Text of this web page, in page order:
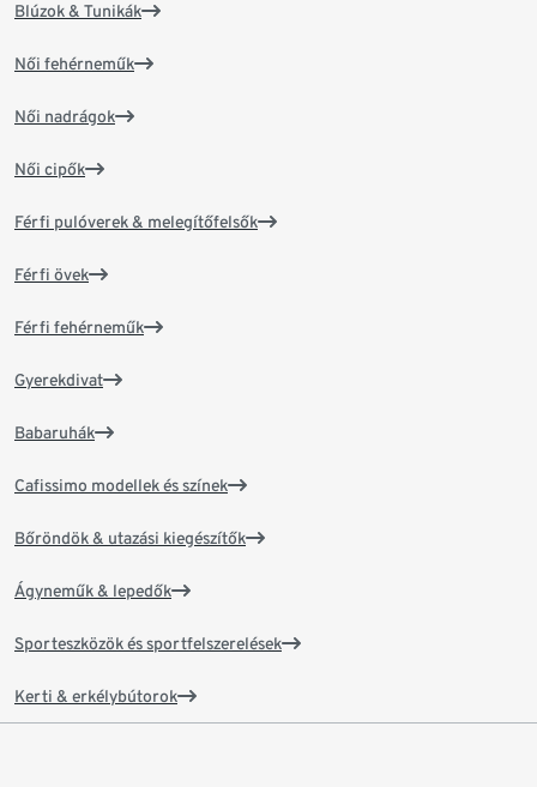
Blúzok & Tunikák
Női fehérneműk
Női nadrágok
Női cipők
Férfi pulóverek & melegítőfelsők
Férfi övek
Férfi fehérneműk
Gyerekdivat
Babaruhák
Cafissimo modellek és színek
Bőröndök & utazási kiegészítők
Ágyneműk & lepedők
Sporteszközök és sportfelszerelések
Kerti & erkélybútorok